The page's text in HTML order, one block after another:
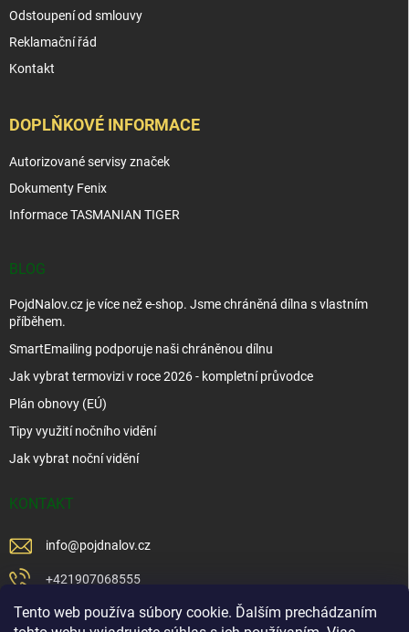
Tento web používa súbory cookie. Ďalším prechádzaním
Odstoupení od smlouvy
Reklamační řád
Kontakt
DOPLŇKOVÉ INFORMACE
Autorizované servisy značek
Dokumenty Fenix
Informace TASMANIAN TIGER
BLOG
PojdNalov.cz je více než e-shop. Jsme chráněná dílna s vlastním
příběhem.
SmartEmailing podporuje naši chráněnou dílnu
Jak vybrat termovizi v roce 2026 - kompletní průvodce
Plán obnovy (EÚ)
Tipy využití nočního vidění
Jak vybrat noční vidění
KONTAKT
info@pojdnalov.cz
+421907068555
+421902479599